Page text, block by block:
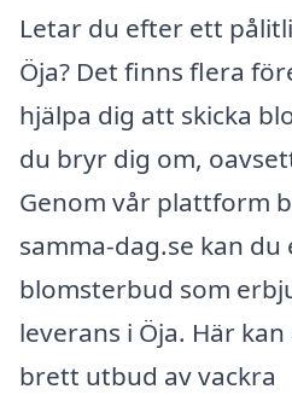
Letar du efter ett
Öja? Det finns flera
hjälpa dig att skicka
du bryr dig om,
Genom vår plattform
samma-dag.se kan
blomsterbud som
leverans i Öja. Här
brett utbud av vackra